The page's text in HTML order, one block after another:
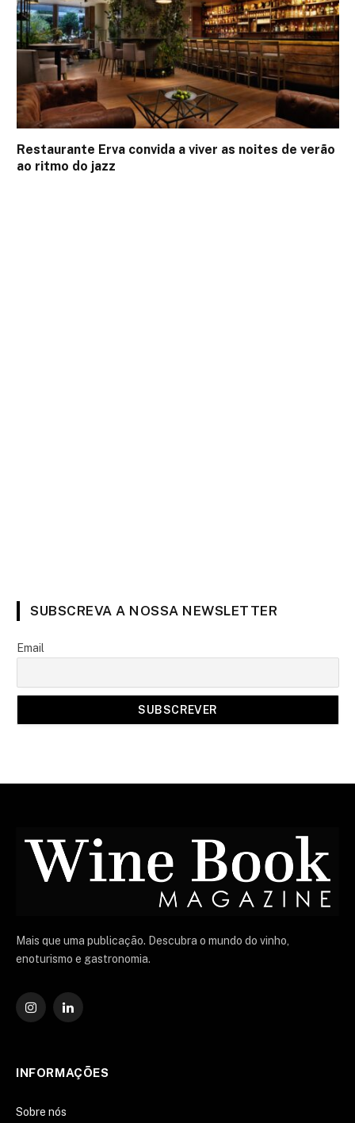
Restaurante Erva convida a viver as noites de verão
ao ritmo do jazz
SUBSCREVA A NOSSA NEWSLETTER
Email
Mais que uma publicação. Descubra o mundo do vinho,
enoturismo e gastronomia.
Instagram
O
INFORMAÇÕES
Sobre nós